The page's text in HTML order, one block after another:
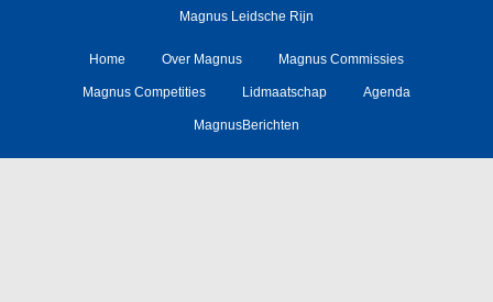
Magnus Leidsche Rijn
Home Over Magnus Magnus Commissies
Magnus Competities Lidmaatschap Agenda
MagnusBerichten